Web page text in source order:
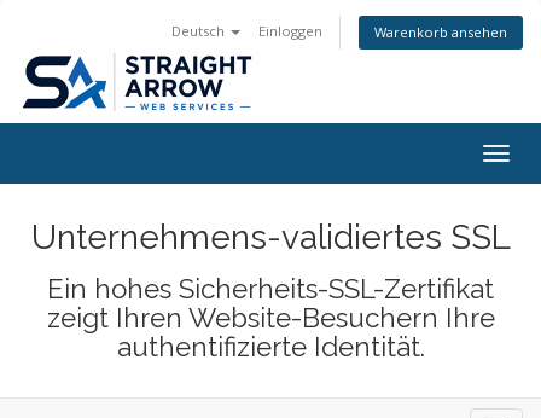
Deutsch Einloggen Warenkorb ansehen
Unternehmens-validiertes SSL
Ein hohes Sicherheits-SSL-Zertifikat
zeigt Ihren Website-Besuchern Ihre
authentifizierte Identität.